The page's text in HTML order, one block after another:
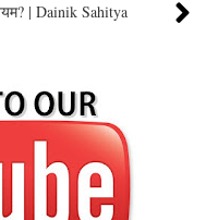
| Dainik Sahitya